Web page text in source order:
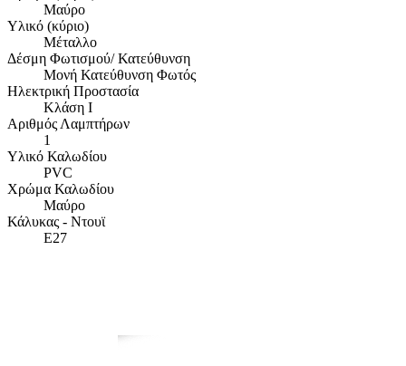
Μαύρο
Υλικό (κύριο)
Μέταλλο
Δέσμη Φωτισμού/ Κατεύθυνση
Μονή Κατεύθυνση Φωτός
Ηλεκτρική Προστασία
Κλάση Ι
Αριθμός Λαμπτήρων
1
Υλικό Καλωδίου
PVC
Χρώμα Καλωδίου
Μαύρο
Κάλυκας - Ντουϊ
E27